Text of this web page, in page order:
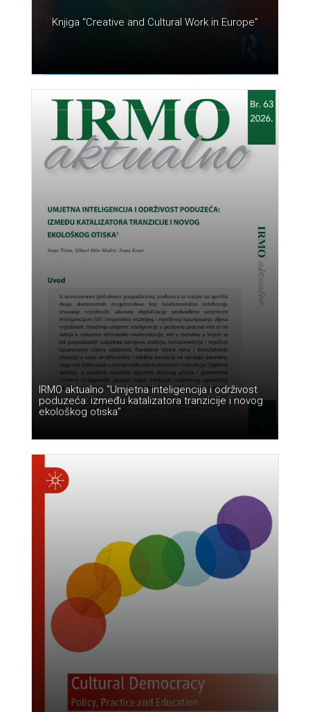
Knjiga “Creative and Cultural Work in Europe”
IRMO aktualno “Umjetna inteligencija i održivost
poduzeća: između katalizatora tranzicije i novog
ekološkog otiska”